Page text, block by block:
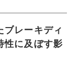
ブレーキディ
性に及ぼす影